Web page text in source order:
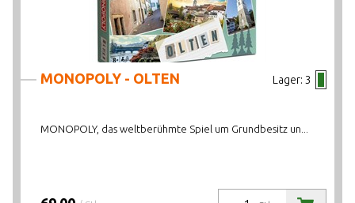
Lager: 3
MONOPOLY - OLTEN
MONOPOLY, das weltberühmte Spiel um Grundbesitz un...